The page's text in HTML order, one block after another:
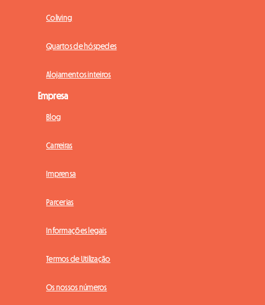
Coliving
Quartos de hóspedes
Alojamentos inteiros
Empresa
Blog
Carreiras
Imprensa
Parcerias
Informações legais
Termos de Utilização
Os nossos números